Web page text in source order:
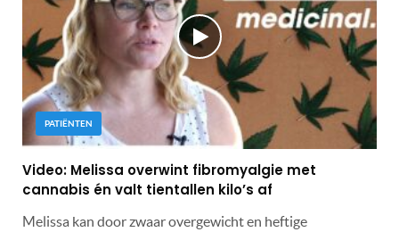
PATIËNTEN
Video: Melissa overwint fibromyalgie met
cannabis én valt tientallen kilo’s af
Melissa kan door zwaar overgewicht en heftige